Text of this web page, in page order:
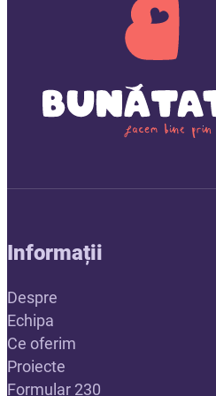
Informații
Despre
Echipa
Ce oferim
Proiecte
Formular 230